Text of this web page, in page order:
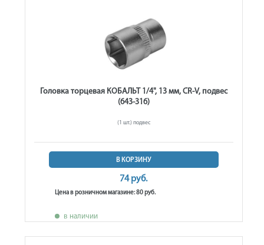
Головка торцевая КОБАЛЬТ 1/4", 13 мм, CR-V, подвес
(643-316)
(1 шт.) подвес
В КОРЗИНУ
74 руб.
Цена в розничном магазине: 80 руб.
в наличии